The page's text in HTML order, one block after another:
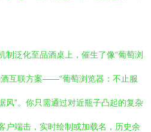
制泛化至品酒桌上，催生了像“葡萄浏
酒互联方案——“葡萄浏览器：不止服
风”。你只需通过对近瓶子凸起的复杂
户端击，实时绘制或加载名，历史余